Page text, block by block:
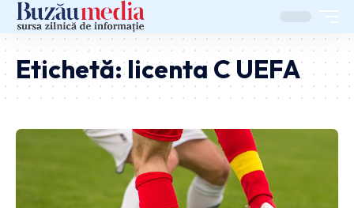
Etichetă:licenta C UEFA